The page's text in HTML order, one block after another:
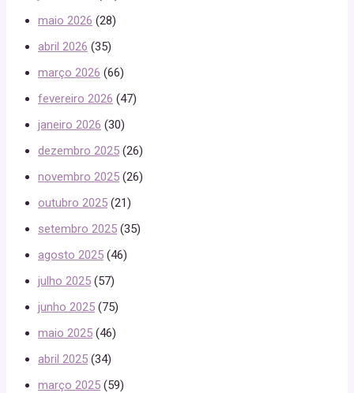
maio 2026 (28)
abril 2026 (35)
março 2026 (66)
fevereiro 2026 (47)
janeiro 2026 (30)
dezembro 2025 (26)
novembro 2025 (26)
outubro 2025 (21)
setembro 2025 (35)
agosto 2025 (46)
julho 2025 (57)
junho 2025 (75)
maio 2025 (46)
abril 2025 (34)
março 2025 (59)